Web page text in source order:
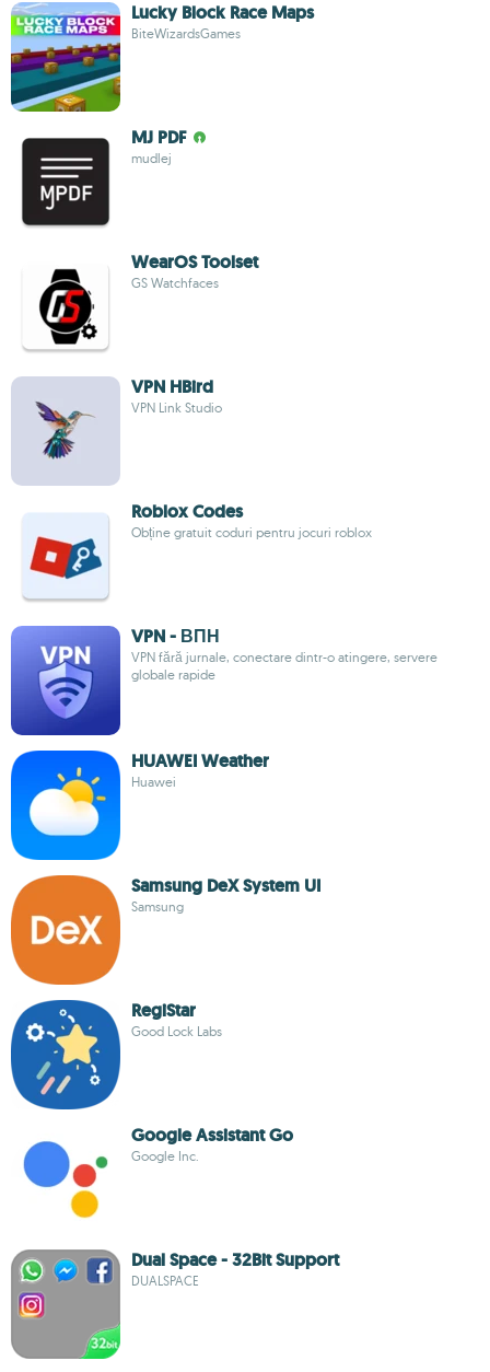
Lucky Block Race Maps
BiteWizardsGames
MJ PDF
mudlej
WearOS Toolset
GS Watchfaces
VPN HBird
VPN Link Studio
Roblox Codes
Obține gratuit coduri pentru jocuri roblox
VPN - ВПН
VPN fără jurnale, conectare dintr-o atingere, servere
globale rapide
HUAWEI Weather
Huawei
Samsung DeX System UI
Samsung
RegiStar
Good Lock Labs
Google Assistant Go
Google Inc.
Dual Space - 32Bit Support
DUALSPACE